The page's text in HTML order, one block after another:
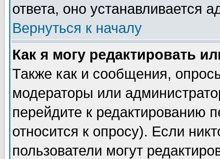
ответа, оно устанавливается
Вернуться к началу
Как я могу редактировать
Также как и сообщения,
модераторы или
перейдите к редактированию
относится к опросу). Если
пользователи могут